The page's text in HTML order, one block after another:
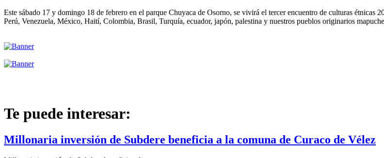
Este sábado 17 y domingo 18 de febrero en el parque Chuyaca de Osorno, se vivirá el tercer encuentro de culturas étnicas
Perú, Venezuela, México, Haití, Colombia, Brasil, Turquía, ecuador, japón, palestina y nuestros pueblos originarios
Te puede interesar:
Millonaria inversión de Subdere beneficia a la comuna de Curaco de Vélez